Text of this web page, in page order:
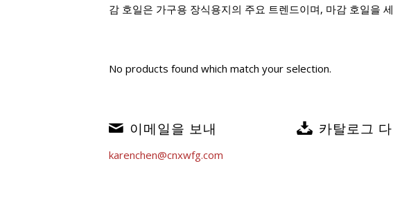
감 호일은 가구용 장식용지의 주요 트렌드이며, 마감 호일을
No products found which match your selection.
이메일을 보내
karenchen@cnxwfg.com
카탈로그